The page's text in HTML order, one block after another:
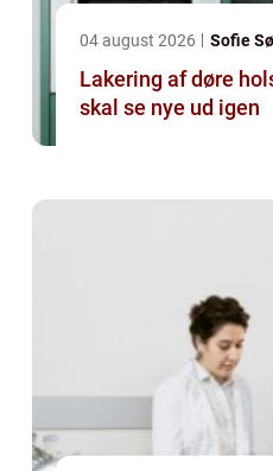
04 august 2026 Sofie
Lakering af døre holstebro
skal se nye ud igen